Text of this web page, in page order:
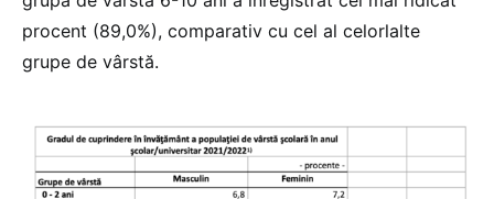
procent (89,0%), comparativ cu cel al celorlalte
grupe de vârstă.